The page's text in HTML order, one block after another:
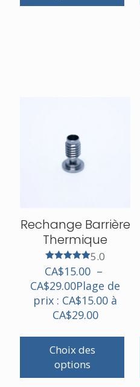
Rechange Barrière
Thermique
Note
5.00
sur 5
5.0
CA$15.00 –
CA$29.00Plage de
prix : CA$15.00 à
CA$29.00
Choix des
options